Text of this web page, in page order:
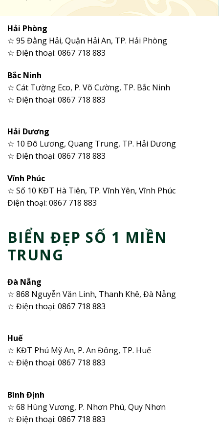
Hải Phòng
☆ 95 Đằng Hải, Quận Hải An, TP. Hải Phòng
☆ Điện thoại: 0867 718 883
Bắc Ninh
☆ Cát Tường Eco, P. Võ Cường, TP. Bắc Ninh
☆ Điện thoại: 0867 718 883
Hải Dương
☆ 10 Đô Lương, Quang Trung, TP. Hải Dương
☆ Điện thoại: 0867 718 883
Vĩnh Phúc
☆ Số 10 KĐT Hà Tiên, TP. Vĩnh Yên, Vĩnh Phúc
Điện thoại: 0867 718 883
BIỂN ĐẸP SỐ 1 MIỀN
TRUNG
Đà Nẵng
☆ 868 Nguyễn Văn Linh, Thanh Khê, Đà Nẵng
☆ Điện thoại: 0867 718 883
Huế
☆ KĐT Phú Mỹ An, P. An Đông, TP. Huế
☆ Điện thoại: 0867 718 883
Bình Định
☆ 68 Hùng Vương, P. Nhơn Phú, Quy Nhơn
☆ Điện thoại: 0867 718 883